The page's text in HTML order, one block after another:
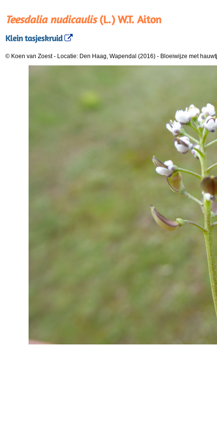
Teesdalia nudicaulis(L.) W.T. Aiton
Klein tasjeskruid
© Koen van Zoest- Locatie: Den Haag, Wapendal (2016) - Bloeiwijze met